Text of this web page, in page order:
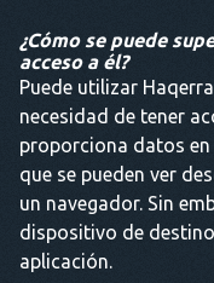
¿Cómo se puede
acceso a él?
Puede utilizar
necesidad de tener
proporciona datos
que se pueden ver
un navegador. Sin
dispositivo de
aplicación.